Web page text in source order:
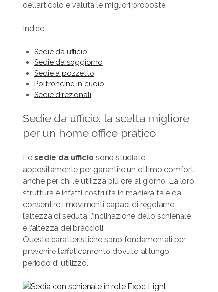
dell’articolo e valuta le migliori proposte.
Indice
Sedie da ufficio
Sedie da soggiorno
Sedie a pozzetto
Poltroncine in cuoio
Sedie direzionali
Sedie da ufficio: la scelta migliore
per un home office pratico
Le sedie da ufficio sono studiate
appositamente per garantire un ottimo comfort
anche per chi le utilizza più ore al giorno. La loro
struttura è infatti costruita in maniera tale da
consentire i movimenti capaci di regolarne
l’altezza di seduta, l’inclinazione dello schienale
e l’altezza dei braccioli.
Queste caratteristiche sono fondamentali per
prevenire l’affaticamento dovuto al lungo
periodo di utilizzo.